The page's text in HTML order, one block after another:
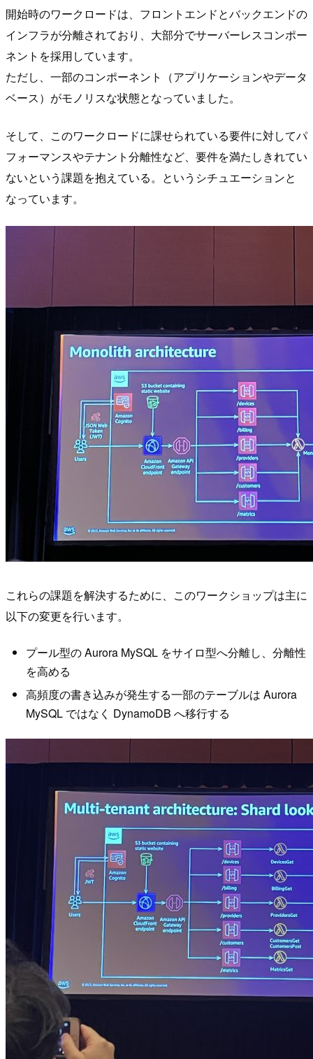
開始時のワークロードは、フロントエンドとバックエンドの
インフラが分離されており、大部分でサーバーレスコンポー
ネントを採用しています。
ただし、一部のコンポーネント（アプリケーションやデータ
ベース）がモノリスな状態となっていました。
そして、このワークロードに課せられている要件に対してパ
フォーマンスやテナント分離性など、要件を満たしきれてい
ないという課題を抱えている。というシチュエーションと
なっています。
これらの課題を解決するために、このワークショップは主に
以下の変更を行います。
プール型の Aurora MySQL をサイロ型へ分離し、分離性
を高める
高頻度の書き込みが発生する一部のテーブルは Aurora
MySQL ではなく DynamoDB へ移行する